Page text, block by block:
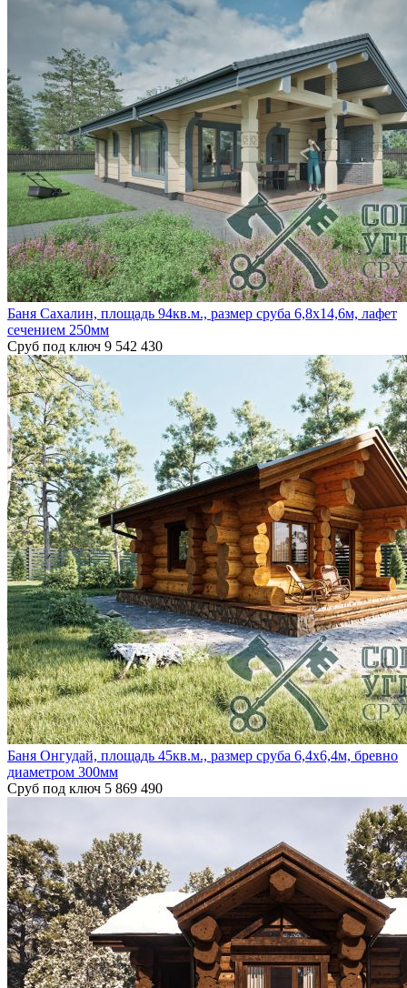
Баня Сахалин, площадь 94кв.м., размер сруба 6,8х14,6м, лафет
сечением 250мм
Сруб под ключ 9 542 430
Баня Онгудай, площадь 45кв.м., размер сруба 6,4х6,4м, бревно
диаметром 300мм
Сруб под ключ 5 869 490